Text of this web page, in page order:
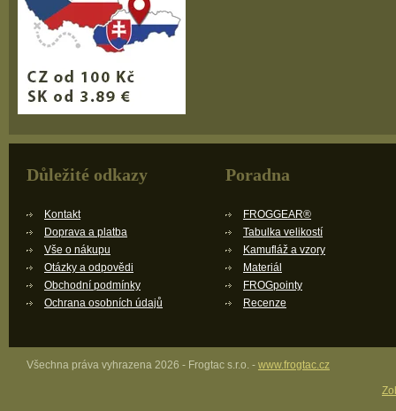
Důležité odkazy
Kontakt
Doprava a platba
Vše o nákupu
Otázky a odpovědi
Obchodní podmínky
Ochrana osobních údajů
Poradna
FROGGEAR®
Tabulka velikostí
Kamufláž a vzory
Materiál
FROGpointy
Recenze
Všechna práva vyhrazena 2026 - Frogtac s.r.o. - www.frogtac.cz